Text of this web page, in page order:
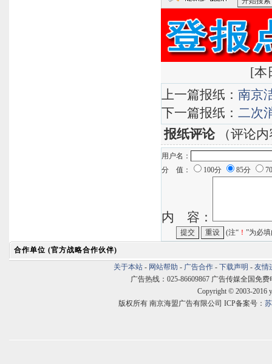
[本
上一篇报纸： 南京
下一篇报纸： 二次
报纸评论（评论内
用户名：
分 值：
100分 85分
内 容：
(注“ ！ ”为必
合作单位 (官方战略合作伙伴)
关于本站 - 网站帮助 - 广告合作 - 下载声明 - 友情
广告热线：025-86609867 广告传媒全国免费
Copyright © 2003-2016
版权所有 南京海盟广告有限公司 ICP备案号：